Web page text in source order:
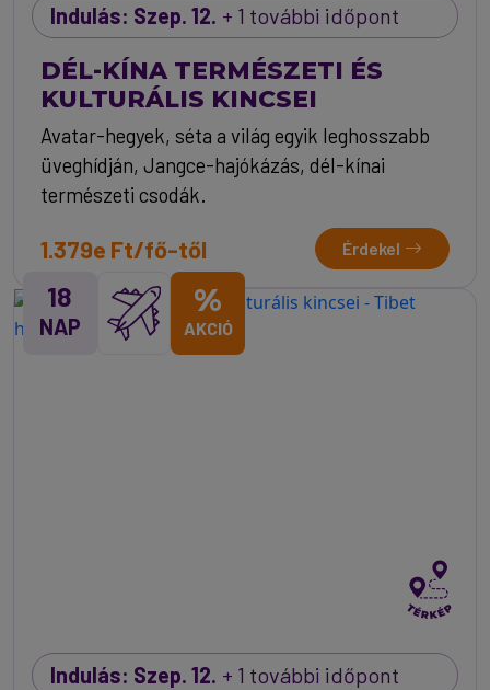
Indulás: Szep. 12. + 1 további időpont
DÉL-KÍNA TERMÉSZETI ÉS
KULTURÁLIS KINCSEI
Avatar-hegyek, séta a világ egyik leghosszabb
üveghídján, Jangce-hajókázás, dél-kínai
természeti csodák.
1.379e Ft/fő-től Érdekel
18
NAP
%
AKCIÓ
Indulás: Szep. 12. + 1 további időpont